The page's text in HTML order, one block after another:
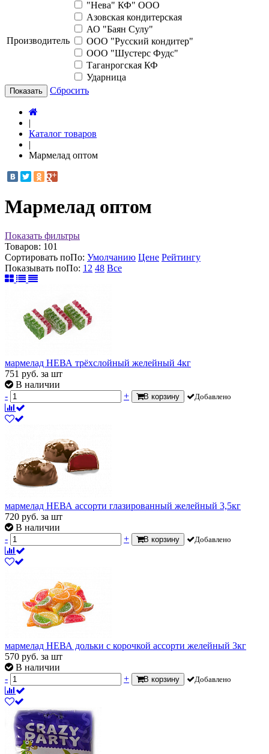
Производитель
"Нева" КФ" ООО
Азовская кондитерская
АО "Баян Сулу"
ООО "Русский кондитер"
ООО "Шустерс Фудс"
Таганрогская КФ
Ударница
Показать Сбросить
|
Каталог товаров
|
Мармелад оптом
Мармелад оптом
Показать фильтры
Товаров: 101
Сортировать поПо: Умолчанию Цене Рейтингу
Показывать поПо: 12 48 Все
мармелад НЕВА трёхслойный желейный 4кг
751 руб. за шт
В наличии
-
+ В корзину Добавлено
мармелад НЕВА ассорти глазированный желейный 3,5кг
720 руб. за шт
В наличии
-
+ В корзину Добавлено
мармелад НЕВА дольки с корочкой ассорти желейный 3кг
570 руб. за шт
В наличии
-
+ В корзину Добавлено